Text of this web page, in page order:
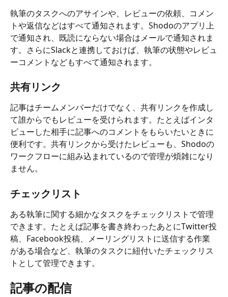
執筆のタスクへのアサインや、レビューの依頼、コメン
トや返信などはすべて通知されます。Shodoのアプリ上
で通知され、既読にならない場合はメールで通知されま
す。さらにSlackと連携しておけば、執筆の状態やレビュ
ーコメントなどもすべて通知されます。
共有リンク
記事はチームメンバーだけでなく、共有リンクを作成し
て誰からでもレビューを受けられます。たとえばインタ
ビューした相手に記事へのコメントをもらいたいときに
便利です。共有リンクから受けたレビューも、Shodoの
ワークフローに組み込まれているので管理が煩雑になり
ません。
チェックリスト
ある執筆に関する細かなタスクをチェックリストで管理
できます。たとえば記事を書き終わったあとにTwitter投
稿、Facebook投稿、メーリングリストに送信する作業
がある場合など、執筆のタスクに紐付いたチェックリス
トとして管理できます。
記事の配信